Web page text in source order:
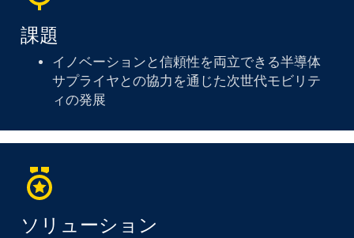
課題
イノベーションと信頼性を両立できる半導体
サプライヤとの協力を通じた次世代モビリテ
ィの発展
ソリューション